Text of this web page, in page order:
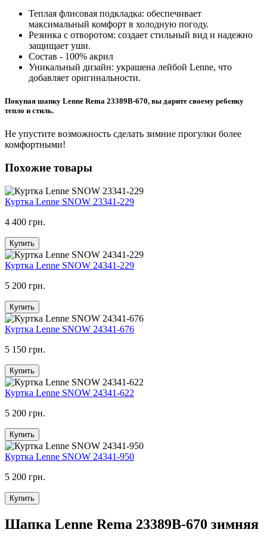
Теплая флисовая подкладка: обеспечивает
максимальный комфорт в холодную погоду.
Резинка с отворотом: создает стильный вид и надежно
защищает уши.
Состав - 100% акрил
Уникальный дизайн: украшена лейбой Lenne, что
добавляет оригинальности.
Покупая шапку Lenne Rema 23389B-670, вы дарите своему ребенку
тепло и стиль.
Не упустите возможность сделать зимние прогулки более
комфортными!
Похожие товары
Куртка Lenne SNOW 23341-229
4 400 грн.
Купить
Куртка Lenne SNOW 24341-229
5 200 грн.
Купить
Куртка Lenne SNOW 24341-676
5 150 грн.
Купить
Куртка Lenne SNOW 24341-622
5 200 грн.
Купить
Куртка Lenne SNOW 24341-950
5 200 грн.
Купить
Шапка Lenne Rema 23389B-670 зимняя